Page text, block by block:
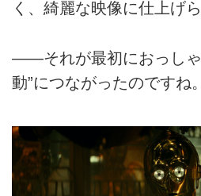
く、綺麗な映像に仕上げ
――それが最初におっしゃ
動”につながったのですね。